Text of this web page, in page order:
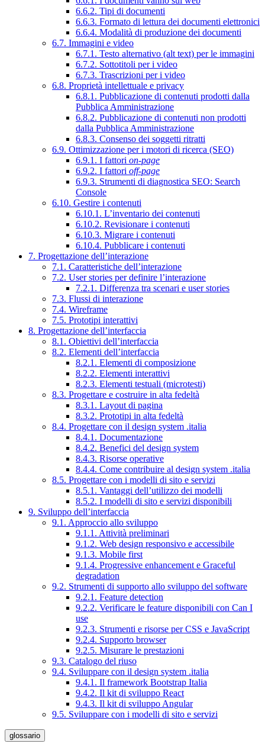
6.6.2. Tipi di documenti
6.6.3. Formato di lettura dei documenti elettronici
6.6.4. Modalità di produzione dei documenti
6.7. Immagini e video
6.7.1. Testo alternativo (alt text) per le immagini
6.7.2. Sottotitoli per i video
6.7.3. Trascrizioni per i video
6.8. Proprietà intellettuale e privacy
6.8.1. Pubblicazione di contenuti prodotti dalla
Pubblica Amministrazione
6.8.2. Pubblicazione di contenuti non prodotti
dalla Pubblica Amministrazione
6.8.3. Consenso dei soggetti ritratti
6.9. Ottimizzazione per i motori di ricerca (SEO)
6.9.1. I fattori on-page
6.9.2. I fattori off-page
6.9.3. Strumenti di diagnostica SEO: Search
Console
6.10. Gestire i contenuti
6.10.1. L’inventario dei contenuti
6.10.2. Revisionare i contenuti
6.10.3. Migrare i contenuti
6.10.4. Pubblicare i contenuti
7. Progettazione dell’interazione
7.1. Caratteristiche dell’interazione
7.2. User stories per definire l’interazione
7.2.1. Differenza tra scenari e user stories
7.3. Flussi di interazione
7.4. Wireframe
7.5. Prototipi interattivi
8. Progettazione dell’interfaccia
8.1. Obiettivi dell’interfaccia
8.2. Elementi dell’interfaccia
8.2.1. Elementi di composizione
8.2.2. Elementi interattivi
8.2.3. Elementi testuali (microtesti)
8.3. Progettare e costruire in alta fedeltà
8.3.1. Layout di pagina
8.3.2. Prototipi in alta fedeltà
8.4. Progettare con il design system .italia
8.4.1. Documentazione
8.4.2. Benefici del design system
8.4.3. Risorse operative
8.4.4. Come contribuire al design system .italia
8.5. Progettare con i modelli di sito e servizi
8.5.1. Vantaggi dell’utilizzo dei modelli
8.5.2. I modelli di sito e servizi disponibili
9. Sviluppo dell’interfaccia
9.1. Approccio allo sviluppo
9.1.1. Attività preliminari
9.1.2. Web design responsivo e accessibile
9.1.3. Mobile first
9.1.4. Progressive enhancement e Graceful
degradation
9.2. Strumenti di supporto allo sviluppo del software
9.2.1. Feature detection
9.2.2. Verificare le feature disponibili con Can I
use
9.2.3. Strumenti e risorse per CSS e JavaScript
9.2.4. Supporto browser
9.2.5. Misurare le prestazioni
9.3. Catalogo del riuso
9.4. Sviluppare con il design system .italia
9.4.1. Il framework Bootstrap Italia
9.4.2. Il kit di sviluppo React
9.4.3. Il kit di sviluppo Angular
9.5. Sviluppare con i modelli di sito e servizi
glossario